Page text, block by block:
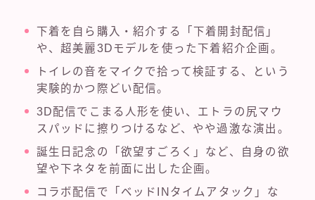
下着を自ら購入・紹介する「下着開封配信」
や、超美麗3Dモデルを使った下着紹介企画。
トイレの音をマイクで拾って検証する、という
実験的かつ際どい配信。
3D配信でこまる人形を使い、エトラの尻マウ
スパッドに擦りつけるなど、やや過激な演出。
誕生日記念の「欲望すごろく」など、自身の欲
望や下ネタを前面に出した企画。
コラボ配信で「ベッドINタイムアタック」な